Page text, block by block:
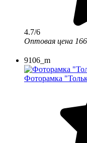
4.7/6
Оптовая цена
9106_m
Фоторамка